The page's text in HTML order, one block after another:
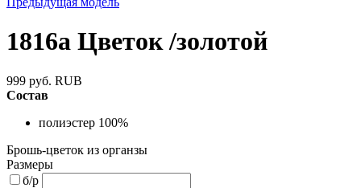
1816а Цветок /золотой
999 руб. RUB
Состав
полиэстер 100%
Брошь-цветок из органзы
Размеры
б/р